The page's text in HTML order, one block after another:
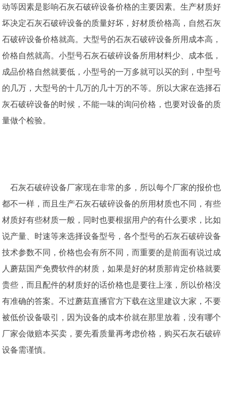
动等因素是影响石灰石破碎设备价格的主要因素。生产材质好
坏决定石灰石破碎设备的质量好坏，好材质价格高，自然石灰
石破碎设备价格就高。大型号的石灰石破碎设备所用成本高，
价格自然就高。小型号石灰石破碎设备所用材料少、成本低，
成品价格自然就要低，小型号的一万多就可以买的到，中型号
的几万，大型号的十几万的几十万的不等。所以大家在选择石
灰石破碎设备的时候，不能一味的询问价格，也要对设备的质
量做个检验。
石灰石破碎设备厂家现在非常的多，所以每个厂家的报价也
都不一样，而且生产石灰石破碎设备的所用材质也不同，有些
材质好有些材质一般，同时也要根据用户的有什么要求，比如
说产量、时速等来选择设备型号，各个型号的石灰石破碎设备
技术参数不同，价格也会有所不同，而重要的是前面有说过成
人蘑菇国产免费软件的材质，如果是好的材质那肯定价格就要
贵些，而且配件的材质好的话价格也是要往上涨，所以价格没
有准确的答案。不过蘑菇直播官方下载在这里建议大家，不要
被低价设备吸引，因为设备的成本价就在那里放着，没有哪个
厂家会做赔本买卖，要先看质量再考虑价格，购买石灰石破碎
设备需谨慎。